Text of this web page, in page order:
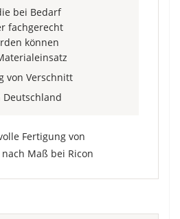
bei Bedarf
fachgerecht
können
von Verschnitt